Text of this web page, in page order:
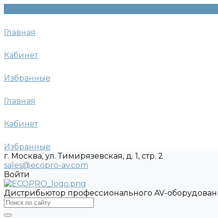
Главная
Кабинет
Избранные
Главная
Кабинет
Избранные
г. Москва, ул. Тимирязевская, д. 1, стр. 2
sales@ecopro-av.com
Войти
Дистрибьютор профессионального AV-